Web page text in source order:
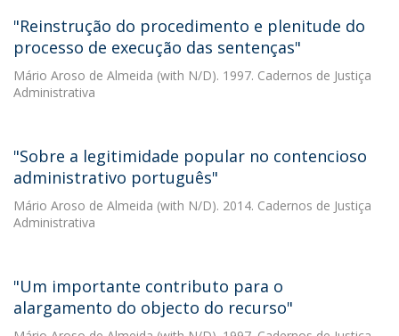
"Reinstrução do procedimento e plenitude do
processo de execução das sentenças"
Mário Aroso de Almeida (with N/D). 1997. Cadernos de Justiça
Administrativa
"Sobre a legitimidade popular no contencioso
administrativo português"
Mário Aroso de Almeida (with N/D). 2014. Cadernos de Justiça
Administrativa
"Um importante contributo para o
alargamento do objecto do recurso"